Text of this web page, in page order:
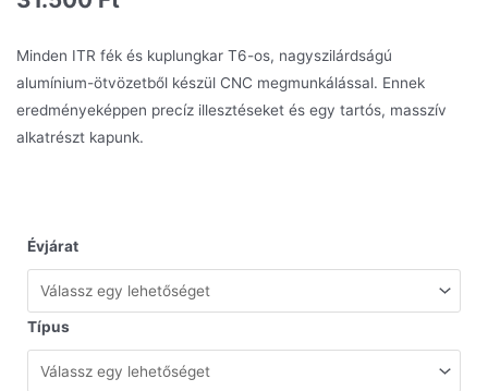
Minden ITR fék és kuplungkar T6-os, nagyszilárdságú
alumínium-ötvözetből készül CNC megmunkálással. Ennek
eredményeképpen precíz illesztéseket és egy tartós, masszív
alkatrészt kapunk.
Évjárat
Típus